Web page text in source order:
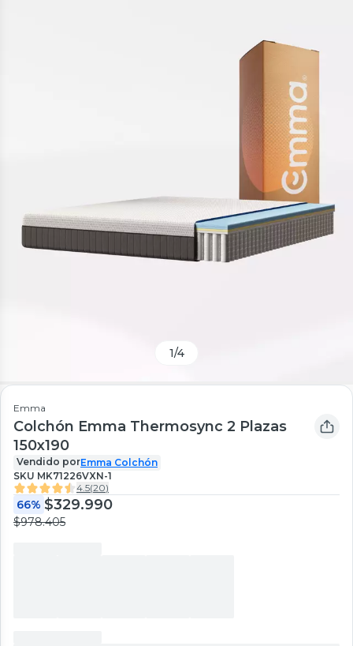
1/4
Emma
Colchón Emma Thermosync 2 Plazas
150x190
Vendido porEmma Colchón
SKU MK71226VXN-1
4.5(20)
66% $329.990
$978.405